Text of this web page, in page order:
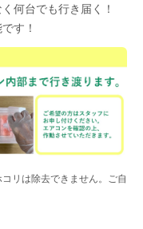
何台でも行き届く！
す！
リは除去できません。ご自